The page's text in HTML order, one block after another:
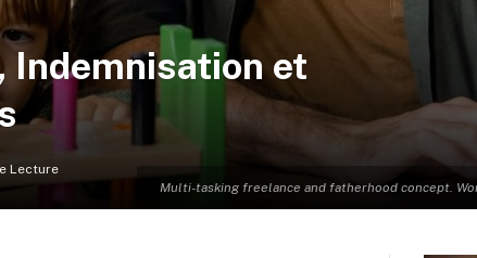
Multi-tasking freelance and fatherhood concept.
Indemnisation et
Lecture